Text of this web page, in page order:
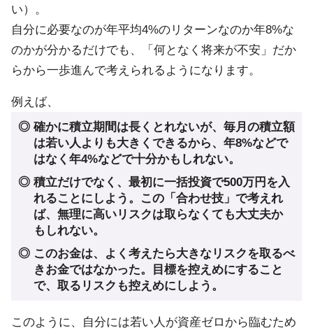
い）。
自分に必要なのが年平均4%のリターンなのか年8%な
のかが分かるだけでも、「何となく将来が不安」だか
らから一歩進んで考えられるようになります。
例えば、
◎ 確かに積立期間は長くとれないが、毎月の積立額
は若い人よりも大きくできるから、年8%などで
はなく年4%などで十分かもしれない。
◎ 積立だけでなく、最初に一括投資で500万円を入
れることにしよう。この「合わせ技」で考えれ
ば、無理に高いリスクは取らなくても大丈夫か
もしれない。
◎ このお金は、よく考えたら大きなリスクを取るべ
きお金ではなかった。目標を控えめにすること
で、取るリスクも控えめにしよう。
このように、自分には若い人が資産ゼロから臨むため